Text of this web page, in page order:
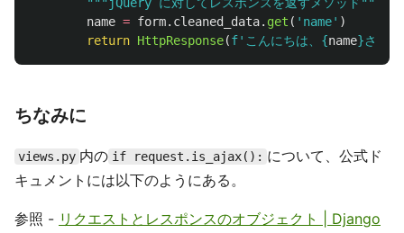
""" jQuery に対してレスポンスを返すメソッド """
name = form. cleaned_data. get ( ' name' )
return HttpResponse(f' こんにちは、 {name}さん！
ちなみに
views.py 内の if request.is_ajax(): について、公式ド
キュメントには以下のようにある。
参照 - リクエストとレスポンスのオブジェクト | Django